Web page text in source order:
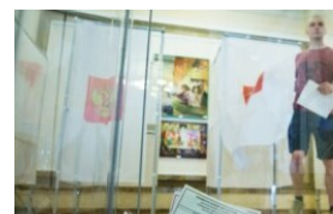
Вернутся
поиску
КАВКАЗ.РЕАЛИИ
СЕВЕР.РЕАЛИИ
СИБИРЬ.РЕАЛИИ
РАСПИСАНИЕ ВЕЩАНИЯ
ПОДПИШИТЕСЬ НА РАССЫЛКУ